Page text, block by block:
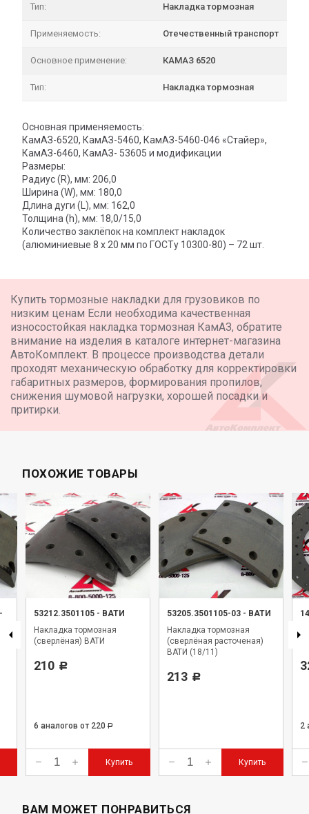
Тип: Накладка тормозная
Применяемость: Отечественный транспорт
Основное применение: КАМАЗ 6520
Тип: Накладка тормозная
Основная применяемость:
КамАЗ-6520, КамАЗ-5460, КамАЗ-5460-046 «Стайер»,
КамАЗ-6460, КамАЗ- 53605 и модификации
Размеры:
Радиус (R), мм: 206,0
Ширина (W), мм: 180,0
Длина дуги (L), мм: 162,0
Толщина (h), мм: 18,0/15,0
Количество заклёпок на комплект накладок
(алюминиевые 8 х 20 мм по ГОСТу 10300-80) – 72 шт.
Купить тормозные накладки для грузовиков по
низким ценам Если необходима качественная
износостойкая накладка тормозная КамАЗ, обратите
внимание на изделия в каталоге интернет-магазина
АвтоКомплект. В процессе производства детали
проходят механическую обработку для корректировки
габаритных размеров, формирования пропилов,
снижения шумовой нагрузки, хорошей посадки и
притирки.
ПОХОЖИЕ ТОВАРЫ
- 53212.3501105 - ВАТИ
Накладка тормозная
(сверлёная) ВАТИ
210 Р
6 аналогов от 220 Р
Купить
53205.3501105-03 - ВАТИ
Накладка тормозная
(сверлёная расточеная)
ВАТИ (18/11)
213 Р
Купить
2
ВАМ МОЖЕТ ПОНРАВИТЬСЯ